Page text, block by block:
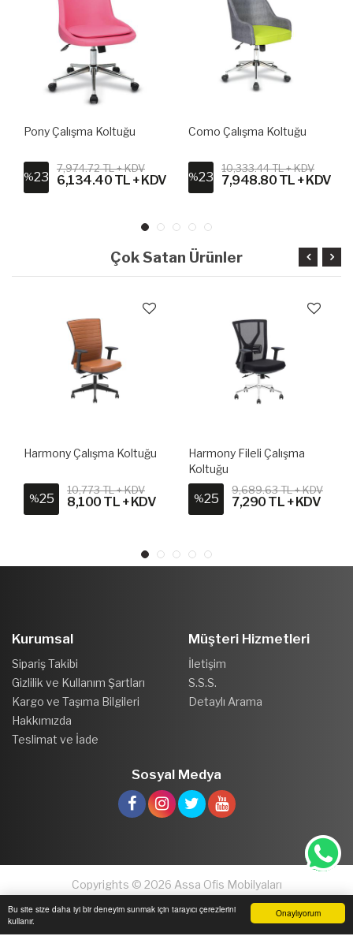
Onaylıyorum
Bu site size daha iyi bir deneyim sunmak için tarayıcı çerezlerini
kullanır.
Pony Çalışma Koltuğu
%23
7,974.72 TL + KDV
6,134.40 TL + KDV
Como Çalışma Koltuğu
%23
10,333.44 TL + KDV
7,948.80 TL + KDV
Çok Satan Ürünler
Harmony Çalışma Koltuğu
%25
10,773 TL + KDV
8,100 TL + KDV
Harmony Fileli Çalışma
Koltuğu
%25
9,689.63 TL + KDV
7,290 TL + KDV
Kurumsal
Sipariş Takibi
Gizlilik ve Kullanım Şartları
Kargo ve Taşıma Bilgileri
Hakkımızda
Teslimat ve İade
Müşteri Hizmetleri
İletişim
S.S.S.
Detaylı Arama
Sosyal Medya
Copyrights © 2026 Assa Ofis Mobilyaları
Anasayfa Sipariş Takibi İletişim